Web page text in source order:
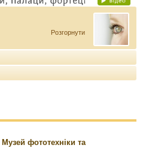
Розгорнути
фототехніки та